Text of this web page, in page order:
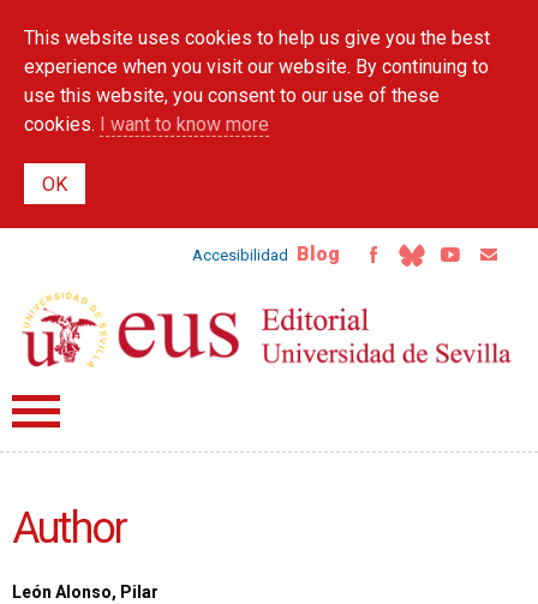
main
content
This website uses cookies to help us give you the best
experience when you visit our website. By continuing to
use this website, you consent to our use of these
cookies. I want to know more
Accesibilidad Blog
Author
León Alonso, Pilar